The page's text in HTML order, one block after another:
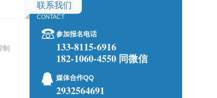
联系我们
CONTACT
参加报名电话
133-8115-6916
182-1060-4550 同微信
媒体合作QQ
2932564691